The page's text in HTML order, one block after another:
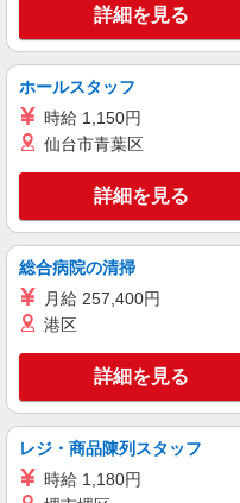
い・週払
+゜・。○
キープ
紹介予定派遣
株式会社シエロ
【
月給
る） 固定
当） ＊時
は支給さ
勤務した
ます。 ※
残業代支
+゜・。○
万円支給(規定有) お友達を紹介
ィブ支給(
+゜
大分県
キープ
株式会社シエロ
【
未経験
別途支給（規定あり） ゜
○。・゜+゜
を紹介頂く
大分
詳細を見る
ホールスタッフ
時給 1,150円
仙台市青葉区
詳細を見る
総合病院の清掃
月給 257,400円
港区
詳細を見る
レジ・商品陳列スタッフ
時給 1,180円